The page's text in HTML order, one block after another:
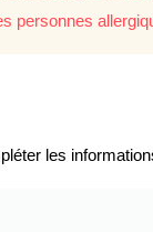
personnes
les